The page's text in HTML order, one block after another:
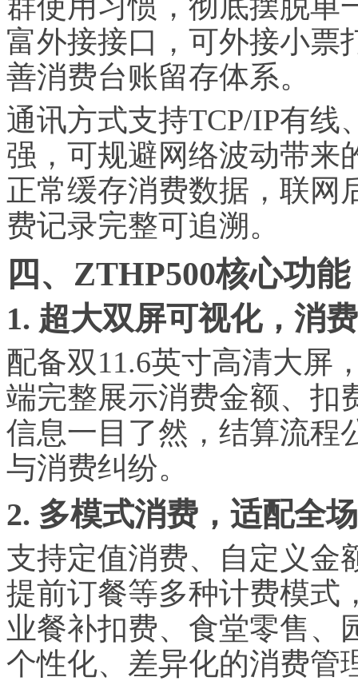
富外接接口，可外接小票
善消费台账留存体系。
通讯方式支持TCP/IP有
强，可规避网络波动带来
正常缓存消费数据，联网
费记录完整可追溯。
四、ZTHP500核心功
1. 超大双屏可视化，消
配备双11.6英寸高清大屏
端完整展示消费金额、扣
信息一目了然，结算流程
与消费纠纷。
2. 多模式消费，适配全
支持定值消费、自定义金
提前订餐等多种计费模式
业餐补扣费、食堂零售、
个性化、差异化的消费管